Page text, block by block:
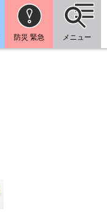
防災 緊急 メニュー